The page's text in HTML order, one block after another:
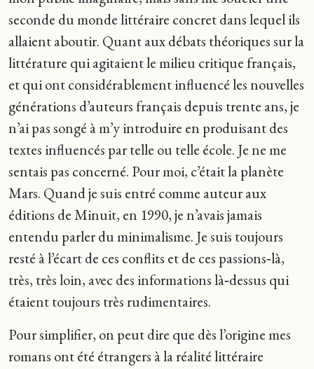
seconde du monde littéraire concret dans lequel ils
allaient aboutir. Quant aux débats théoriques sur la
littérature qui agitaient le milieu critique français,
et qui ont considérablement influencé les nouvelles
générations d’auteurs français depuis trente ans, je
n’ai pas songé à m’y introduire en produisant des
textes influencés par telle ou telle école. Je ne me
sentais pas concerné. Pour moi, c’était la planète
Mars. Quand je suis entré comme auteur aux
éditions de Minuit, en 1990, je n’avais jamais
entendu parler du minimalisme. Je suis toujours
resté à l’écart de ces conflits et de ces passions‑là,
très, très loin, avec des informations là‑dessus qui
étaient toujours très rudimentaires.
Pour simplifier, on peut dire que dès l’origine mes
romans ont été étrangers à la réalité littéraire